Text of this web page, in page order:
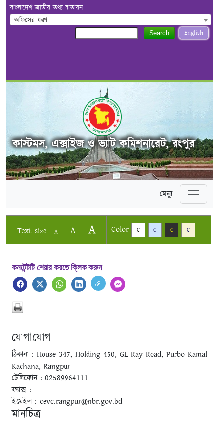
বাংলাদেশ জাতীয় তথ্য বাতায়ন
অফিসের ধরণ
English
Search
কাস্টমস, এক্সাইজ ও ভ্যাট কমিশনারেট, রংপুর
মেন্যু
Text size A A A Color C C C C
কনটেন্টটি শেয়ার করতে ক্লিক করুন
যোগাযোগ
ঠিকানা : House 347, Holding 450, GL Ray Road, Purbo Kamal
Kachana, Rangpur
টেলিফোন : 02589964111
ফ্যাক্স :
ইমেইল : cevc.rangpur@nbr.gov.bd
মানচিত্র